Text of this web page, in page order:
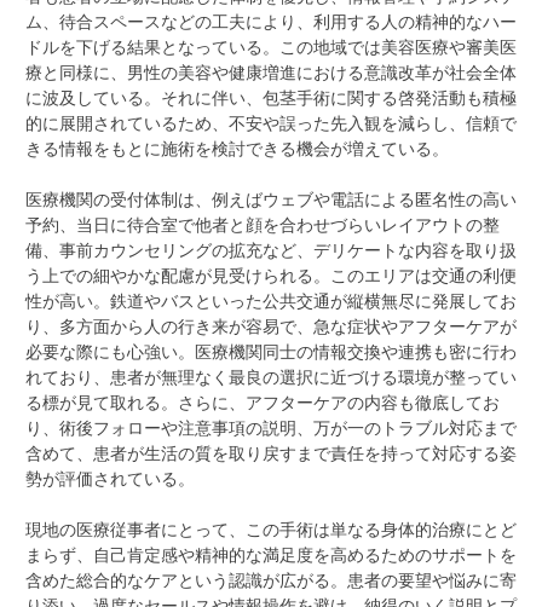
ム、待合スペースなどの工夫により、利用する人の精神的なハー
ドルを下げる結果となっている。この地域では美容医療や審美医
療と同様に、男性の美容や健康増進における意識改革が社会全体
に波及している。それに伴い、包茎手術に関する啓発活動も積極
的に展開されているため、不安や誤った先入観を減らし、信頼で
きる情報をもとに施術を検討できる機会が増えている。
医療機関の受付体制は、例えばウェブや電話による匿名性の高い
予約、当日に待合室で他者と顔を合わせづらいレイアウトの整
備、事前カウンセリングの拡充など、デリケートな内容を取り扱
う上での細やかな配慮が見受けられる。このエリアは交通の利便
性が高い。鉄道やバスといった公共交通が縦横無尽に発展してお
り、多方面から人の行き来が容易で、急な症状やアフターケアが
必要な際にも心強い。医療機関同士の情報交換や連携も密に行わ
れており、患者が無理なく最良の選択に近づける環境が整ってい
る標が見て取れる。さらに、アフターケアの内容も徹底してお
り、術後フォローや注意事項の説明、万が一のトラブル対応まで
含めて、患者が生活の質を取り戻すまで責任を持って対応する姿
勢が評価されている。
現地の医療従事者にとって、この手術は単なる身体的治療にとど
まらず、自己肯定感や精神的な満足度を高めるためのサポートを
含めた総合的なケアという認識が広がる。患者の要望や悩みに寄